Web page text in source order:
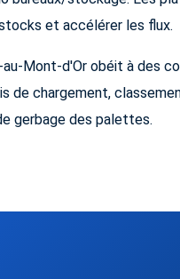
et accélérer les flux.
Mont-d'Or obéit à des
de chargement,
gerbage des palettes.